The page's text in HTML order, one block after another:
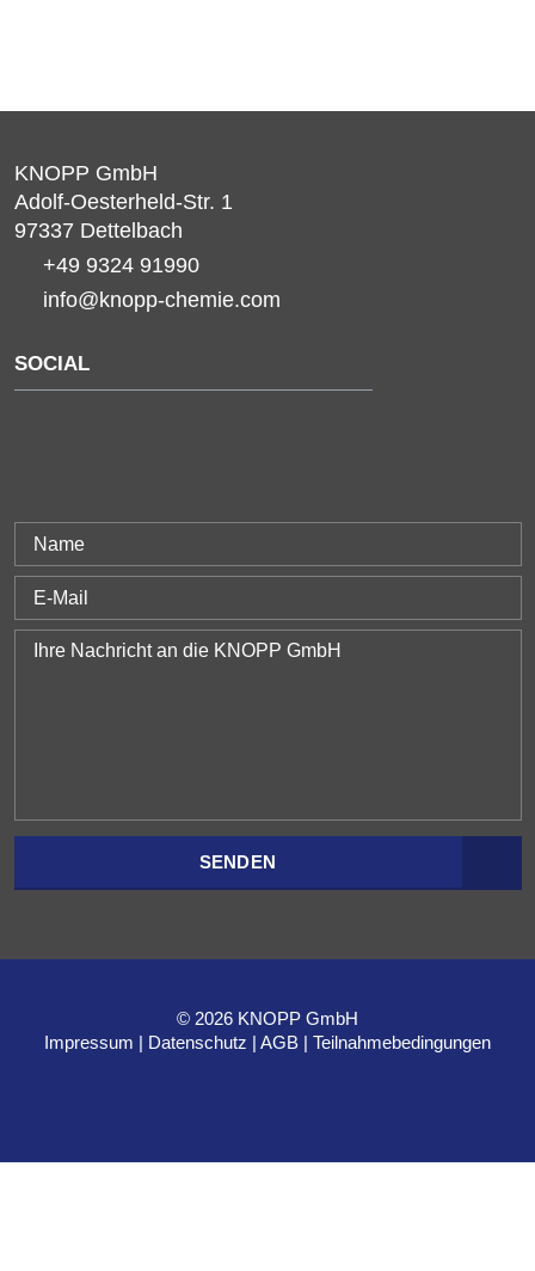
KNOPP GmbH
Adolf-Oesterheld-Str. 1
97337 Dettelbach
+49 9324 91990
info@knopp-chemie.com
SOCIAL
SENDEN
© 2026 KNOPP GmbH
Impressum
Datenschutz AGB Teilnahmebedingungen